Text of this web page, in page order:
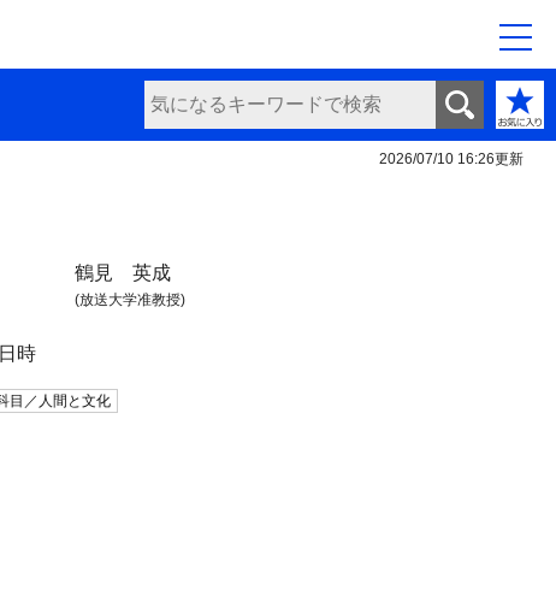
2026/07/10 16:26更新
鶴見 英成
(放送大学准教授)
時
目／人間と文化